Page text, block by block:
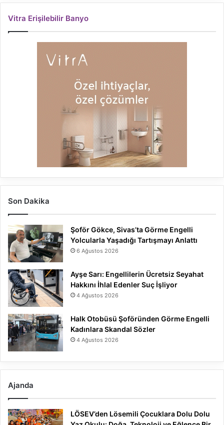
Vitra Erişilebilir Banyo
Son Dakika
Şoför Gökce, Sivas’ta Görme Engelli
Yolcularla Yaşadığı Tartışmayı Anlattı
6 Ağustos 2026
Ayşe Sarı: Engellilerin Ücretsiz Seyahat
Hakkını İhlal Edenler Suç İşliyor
4 Ağustos 2026
Halk Otobüsü Şoföründen Görme Engelli
Kadınlara Skandal Sözler
4 Ağustos 2026
Ajanda
LÖSEV’den Lösemili Çocuklara Dolu Dolu